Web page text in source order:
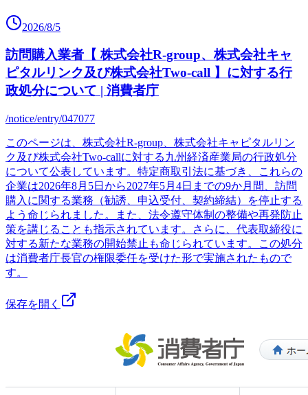
2026/8/5
訪問購入業者【 株式会社R-group、株式会社キャ
ピタルリンク及び株式会社Two-call 】に対する行
政処分について | 消費者庁
/notice/entry/047077
このページは、株式会社R-group、株式会社キャピタルリン
ク及び株式会社Two-callに対する九州経済産業局の行政処分
について公表しています。特定商取引法に基づき、これらの
企業は2026年8月5日から2027年5月4日までの9か月間、訪問
購入に関する業務（勧誘、申込受付、契約締結）を停止する
よう命じられました。また、法令遵守体制の整備や再発防止
策を講じることも指示されています。さらに、代表取締役に
対する新たな業務の開始禁止も命じられています。この処分
は消費者庁長官の権限委任を受けた形で実施されたもので
す。
保存を開く